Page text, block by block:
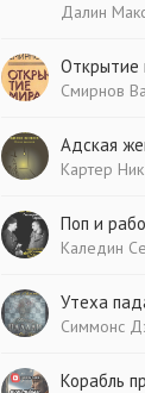
Далин
Открытие
Смирнов
Адская
Картер Ник
Поп и
Каледин
Утеха
Симмонс
Корабль